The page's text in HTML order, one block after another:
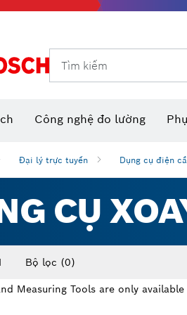
Tìm kiếm
Công nghệ đo lường
Đại lý trực tuyến Dụng cụ điện
CỤ
Bộ lọc (0)
Measuring Tools are only